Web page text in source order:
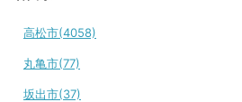
高松市(4058)
丸亀市(77)
坂出市(37)